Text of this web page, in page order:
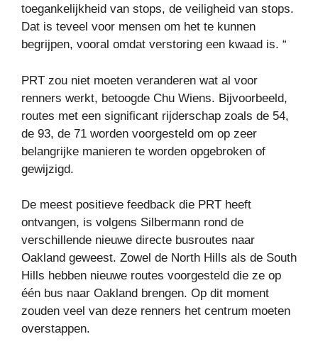
toegankelijkheid van stops, de veiligheid van stops.
Dat is teveel voor mensen om het te kunnen
begrijpen, vooral omdat verstoring een kwaad is. “
PRT zou niet moeten veranderen wat al voor
renners werkt, betoogde Chu Wiens. Bijvoorbeeld,
routes met een significant rijderschap zoals de 54,
de 93, de 71 worden voorgesteld om op zeer
belangrijke manieren te worden opgebroken of
gewijzigd.
De meest positieve feedback die PRT heeft
ontvangen, is volgens Silbermann rond de
verschillende nieuwe directe busroutes naar
Oakland geweest. Zowel de North Hills als de South
Hills hebben nieuwe routes voorgesteld die ze op
één bus naar Oakland brengen. Op dit moment
zouden veel van deze renners het centrum moeten
overstappen.